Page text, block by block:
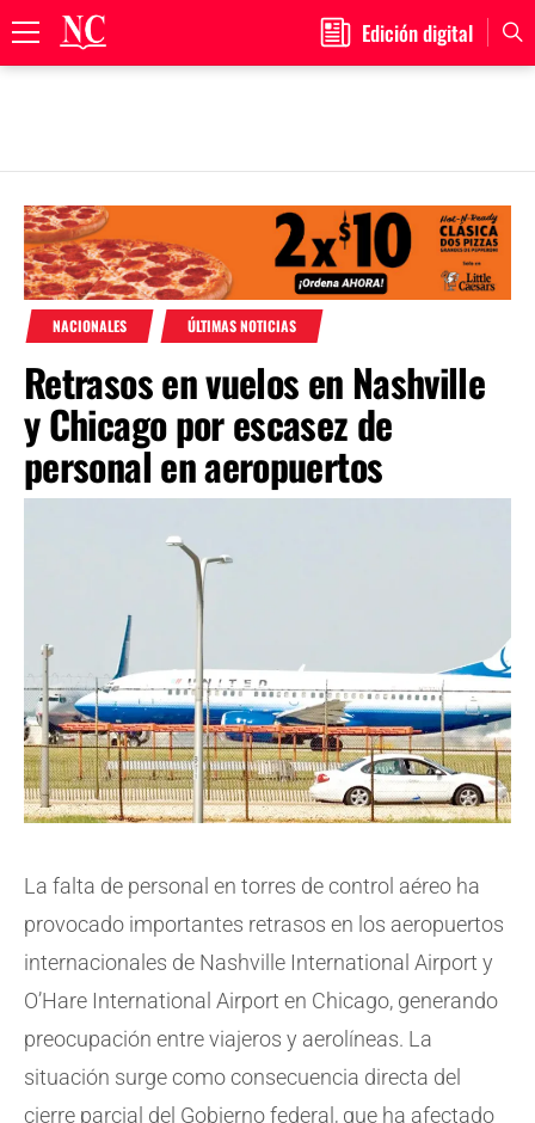
content
Edición digital
NACIONALES ÚLTIMAS NOTICIAS
Retrasos en vuelos en Nashville
y Chicago por escasez de
personal en aeropuertos
La falta de personal en torres de control aéreo ha
provocado importantes retrasos en los aeropuertos
internacionales de Nashville International Airport y
O’Hare International Airport en Chicago, generando
preocupación entre viajeros y aerolíneas. La
situación surge como consecuencia directa del
cierre parcial del Gobierno federal, que ha afectado